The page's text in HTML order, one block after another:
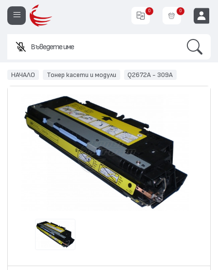
Въведете име или код
0 0
НАЧАЛО Тонер касети и модули Q2672A - 309A